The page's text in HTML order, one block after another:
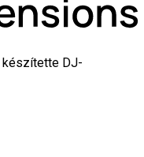
készítette DJ-